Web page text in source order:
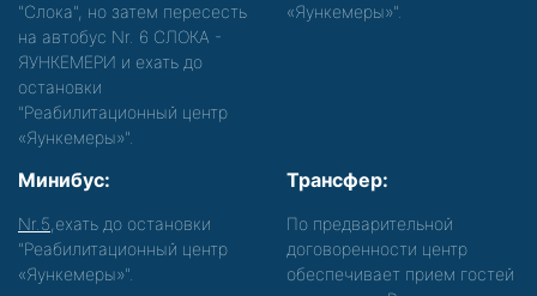
"Слока", но затем пересесть
на автобус Nr. 6 СЛОКА -
ЯУНКЕМЕРИ и ехать до
остановки
"Реабилитационный центр
«Яункемеры»".
«Яункемеры»".
Минибус:
Nr.5 ,ехать до остановки
"Реабилитационный центр
«Яункемеры»".
Трансфер:
По предварительной
договоренности центр
обеспечивает прием гостей